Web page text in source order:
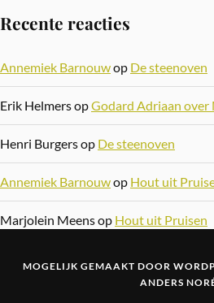
Recente reacties
Annemiek Barnouwop De steenoven
Erik HelmersopGodard Adriaan over
Henri Burgersop De steenoven
Annemiek Barnouwop Hout uit
Marjolein Meensop Hout uit Pruisen
MOGELIJK GEMAAKT DOOR
ANDERS